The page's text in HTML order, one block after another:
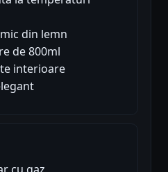
din lemn
de 800ml
interioare